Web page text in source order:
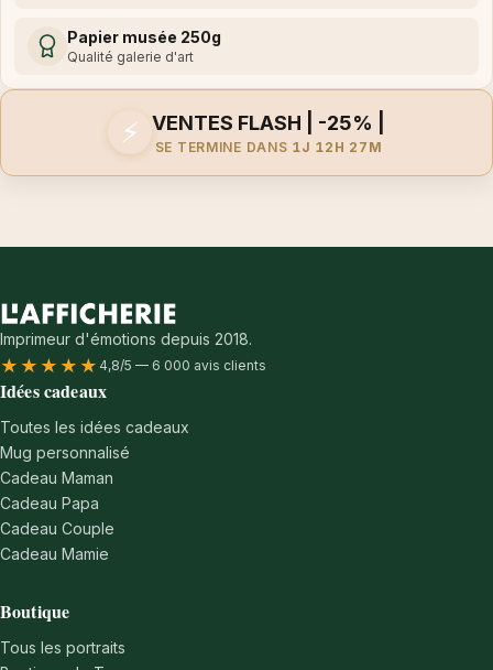
Papier musée 250g
Qualité galerie d'art
⚡ VENTES FLASH | -25% |
SE TERMINE DANS 1J 12H 27M
Imprimeur d'émotions depuis 2018.
★★★★★ 4,8/5 — 6 000 avis clients
Idées cadeaux
Toutes les idées cadeaux
Mug personnalisé
Cadeau Maman
Cadeau Papa
Cadeau Couple
Cadeau Mamie
Boutique
Tous les portraits